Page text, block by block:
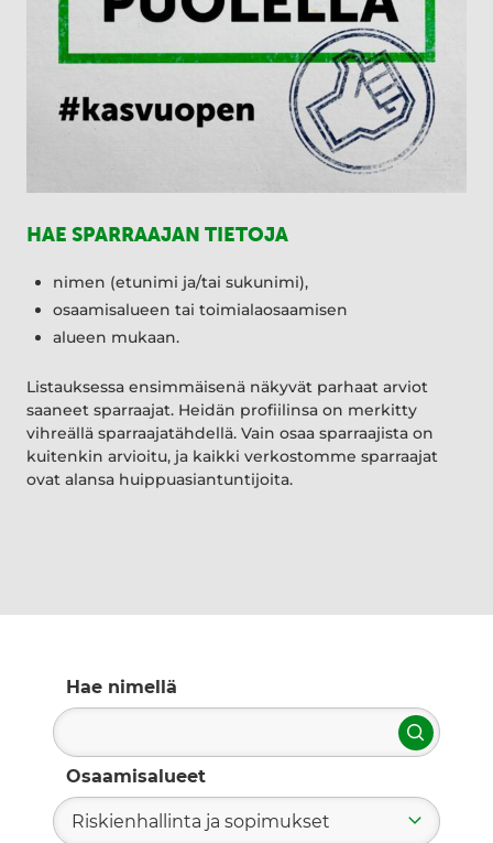
HAE SPARRAAJAN TIETOJA
nimen (etunimi ja/tai sukunimi),
osaamisalueen tai toimialaosaamisen
alueen mukaan.
Listauksessa ensimmäisenä näkyvät parhaat arviot
saaneet sparraajat. Heidän profiilinsa on merkitty
vihreällä sparraajatähdellä. Vain osaa sparraajista on
kuitenkin arvioitu, ja kaikki verkostomme sparraajat
ovat alansa huippuasiantuntijoita.
Hae nimellä
Hae
Osaamisalueet
Riskienhallinta ja sopimukset